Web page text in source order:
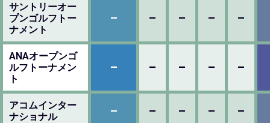
サントリーオー
プンゴルフトー
ナメント
– – – – –
ANAオープンゴ
ルフトーナメン
ト
– – – – –
アコムインター
ナショナル
– – – – –